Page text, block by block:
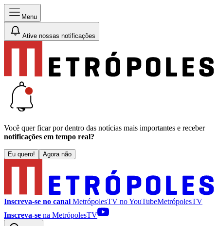
Menu
Ative nossas notificações
Você quer ficar por dentro das notícias mais importantes e receber
notificações em tempo real?
Eu quero! Agora não
Inscreva-se no canal MetrópolesTV noYouTubeMetrópolesTV
Inscreva-se na MetrópolesTV